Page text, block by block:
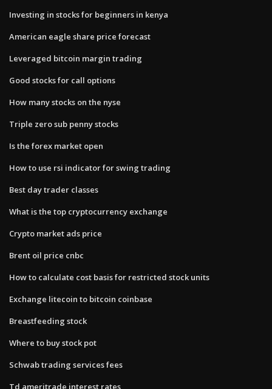
Investing in stocks for beginners in kenya
American eagle share price forecast
Leveraged bitcoin margin trading
Good stocks for call options
How many stocks on the nyse
Triple zero sub penny stocks
Is the forex market open
How to use rsi indicator for swing trading
Best day trader classes
What is the top cryptocurrency exchange
Crypto market ads price
Brent oil price cnbc
How to calculate cost basis for restricted stock units
Exchange litecoin to bitcoin coinbase
Breastfeeding stock
Where to buy stock pot
Schwab trading services fees
Td ameritrade interest rates